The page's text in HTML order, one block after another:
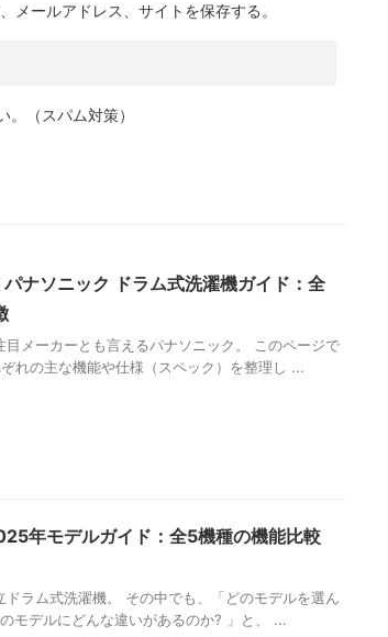
メールアドレス、サイトを保存する。
（スパム対策）
ナソニック ドラム式洗濯機ガイド：全
目メーカーとも言えるパナソニック。 このページで
れの主な機能や仕様（スペック）を整理し ...
年モデルガイド：全5機種の機能比較
ドラム式洗濯機。 その中でも、「どのモデルを選ん
モデルにどんな違いがあるのか? 」と、 ...